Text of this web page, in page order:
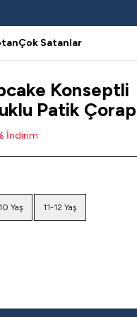
Çok Satanlar
Konseptli
Patik
İndirim
Yaş 11-12 Yaş